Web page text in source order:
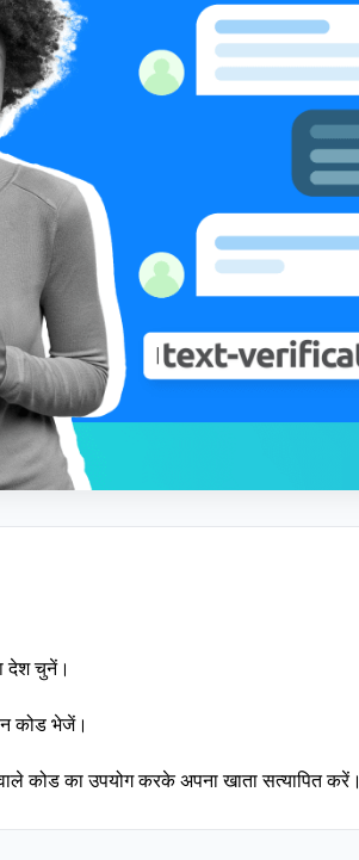
देश चुनें।
कोड भेजें।
कोड का उपयोग करके अपना खाता सत्यापित करें।